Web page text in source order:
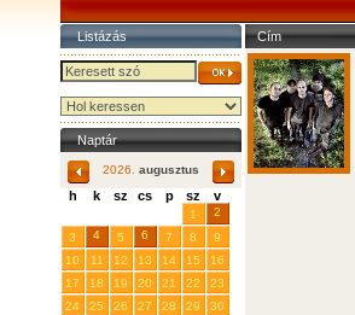
Listázás
Naptár
2026. augusztus
h k sz cs p sz v
1
2
3
4 5 6 7 8
9
10
11 12 13 14 15
16
17
18 19 20 21 22
23
24
25 26 27 28 29
30
Cím